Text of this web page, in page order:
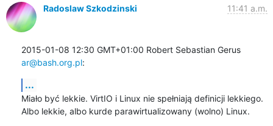
Radoslaw Szkodzinski 11:41 a.m.
2015-01-08 12:30 GMT+01:00 Robert Sebastian Gerus
ar@bash.org.pl:
...
Miało być lekkie. VirtIO i Linux nie spełniają definicji lekkiego.
Albo lekkie, albo kurde parawirtualizowany (wolno) Linux.